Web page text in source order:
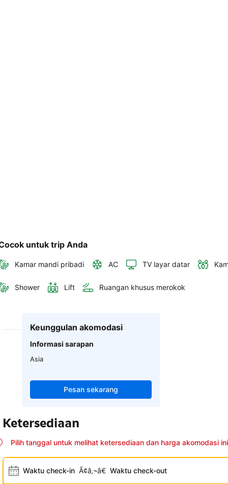
untuk trip Anda
Kamar mandi pribadi AC TV layar datar
Shower Lift Ruangan khusus merokok
Keunggulan akomodasi
Informasi sarapan
Asia
Pesan sekarang
Ketersediaan
Pilih tanggal untuk melihat ketersediaan dan harga akomodasi ini
Waktu check-in Ã¢â‚¬â€ Waktu check-out